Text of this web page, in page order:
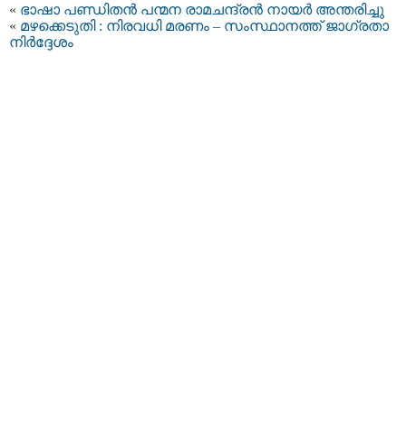
« ഭാഷാ പണ്ഡിതന്‍ പന്മന രാമചന്ദ്രന്‍ നായര്‍ അന്തരിച്ചു
« മഴക്കെടുതി : നിരവധി മരണം – സംസ്ഥാനത്ത് ജാഗ്രതാ
നിര്‍ദ്ദേശം